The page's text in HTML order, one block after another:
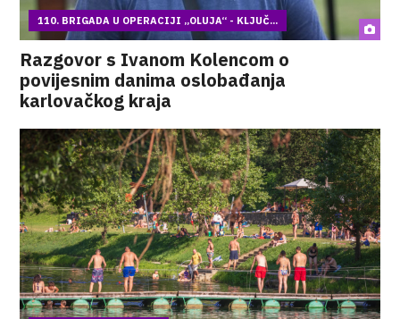
110. BRIGADA U OPERACIJI „OLUJA“ - KLJUČ...
Razgovor s Ivanom Kolencom o
povijesnim danima oslobađanja
karlovačkog kraja